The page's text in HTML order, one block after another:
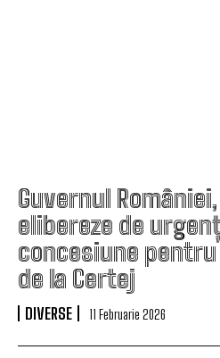
Guvernul
elibereze de
concesiune
de la Certej
DIVERSE 11 Februarie 2026